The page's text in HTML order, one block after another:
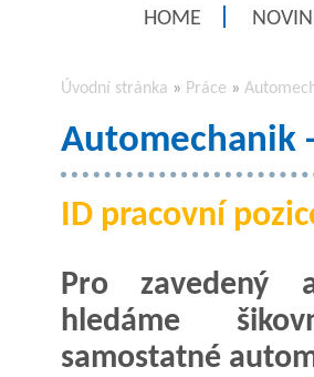
HOME
Úvodní stránka » Práce »
Automechanik
ID pracovní
Pro zavedený
hledáme
samostatné